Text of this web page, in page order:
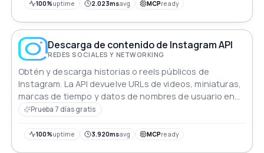
100%uptime 2.023msavg MCPready
Descarga de contenido de Instagram API
REDES SOCIALES Y NETWORKING
Obtén y descarga historias o reels públicos de
Instagram. La API devuelve URLs de videos, miniaturas,
marcas de tiempo y datos de nombres de usuario en
formato JSON estructurado.
Prueba 7 días gratis
100%uptime 3.920msavg MCPready